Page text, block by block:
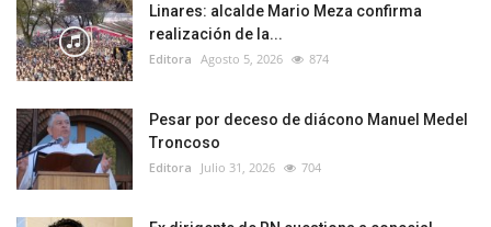
Linares: alcalde Mario Meza confirma
realización de la...
Editora Agosto 5, 2026 874
Pesar por deceso de diácono Manuel Medel
Troncoso
Editora Julio 31, 2026 704